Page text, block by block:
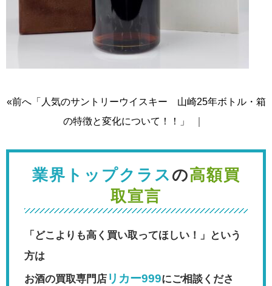
«前へ「人気のサントリーウイスキー 山崎25年ボトル・箱
の特徴と変化について！！」
業界トップクラス の高額買
取宣言
「どこよりも高く買い取ってほしい！」という
方は
お酒の買取専門店 リカー999にご相談くださ